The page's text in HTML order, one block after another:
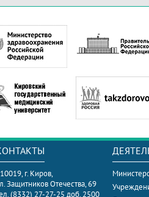
г. Киров,
Защитников Отечества, 69
(8332) 27-27-25 доб. 2500